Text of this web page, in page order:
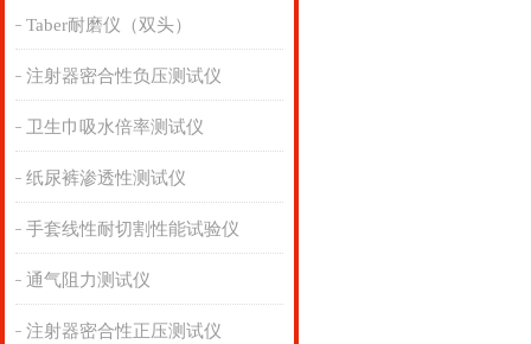
Taber耐磨仪（双头）
注射器密合性负压测试仪
卫生巾吸水倍率测试仪
纸尿裤渗透性测试仪
手套线性耐切割性能试验仪
通气阻力测试仪
注射器密合性正压测试仪